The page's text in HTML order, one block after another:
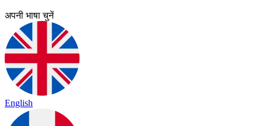
अपनी भाषा चुनें
English